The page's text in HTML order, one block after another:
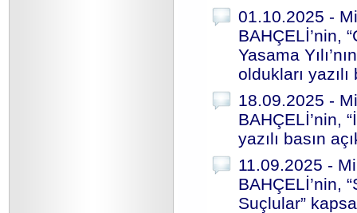
01.10.2025 -
BAHÇELİ’nin,
Yasama
oldukları yazılı
18.09.2025 -
BAHÇELİ’nin,
yazılı basın
11.09.2025 -
BAHÇELİ’nin,
Suçlular”